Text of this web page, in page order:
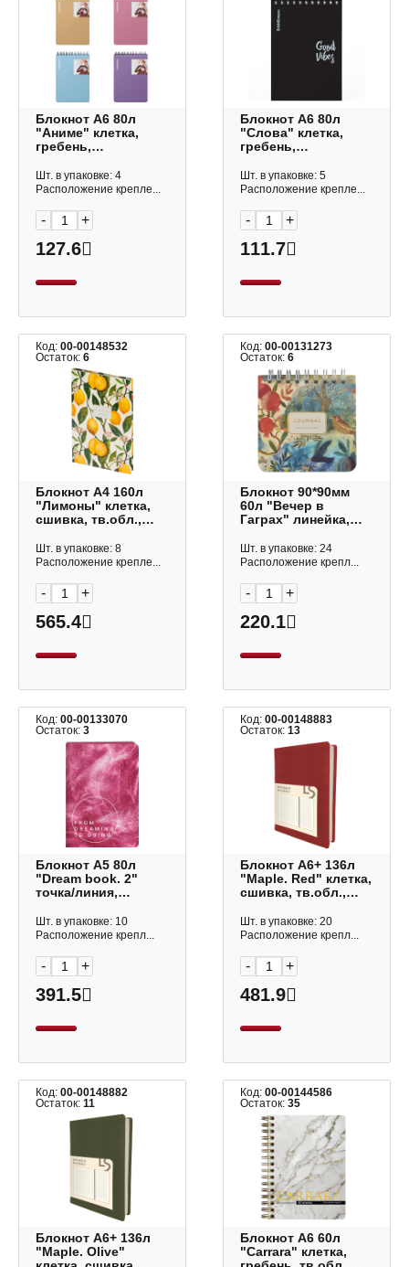
Блокнот А6 80л
"Аниме" клетка,
гребень,
ассорти 63433 Erich
Krause
Шт. в упаковке: 4
Расположение крепле...
- +
127.6
Блокнот А6 80л
"Слова" клетка,
гребень,
черный 61981 Erich
Krause
Шт. в упаковке: 5
Расположение крепле...
- +
111.7
Код: 00-00148532
Остаток: 6
Блокнот А4 160л
"Лимоны" клетка,
сшивка, тв.обл.,
490/19 Альт
Шт. в упаковке: 8
Расположение крепле...
- +
565.4
Код:00-00131273
Остаток:6
Блокнот 90*90мм
60л "Вечер в
Гаграх" линейка,
картон, рис 3-649/04
Bruno Visconti
Шт. в упаковке: 24
Расположение крепл...
- +
220.1
Код: 00-00133070
Остаток: 3
Блокнот А5 80л
"Dream book. 2"
точка/линия,
интегр.обл.,
иск.кожа, роз
Listoff
Шт. в упаковке: 10
Расположение крепл...
- +
391.5
Код:00-00148883
Остаток:13
Блокнот А6+ 136л
"Maple. Red" клетка,
сшивка, тв.обл.,
БМКК61364609
Listoff
Шт. в упаковке: 20
Расположение крепл...
- +
481.9
Код: 00-00148882
Остаток: 11
Блокнот А6+ 136л
"Maple. Olive"
Код:00-00144586
Остаток:35
Блокнот А6 60л
"Carrara" клетка,